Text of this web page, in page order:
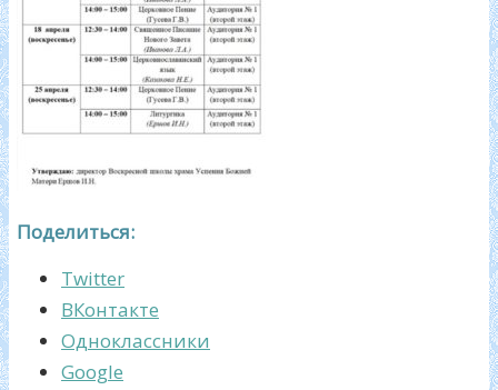
Поделиться:
Twitter
ВКонтакте
Одноклассники
Google